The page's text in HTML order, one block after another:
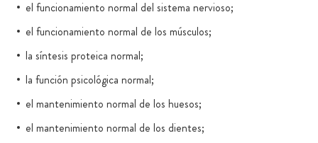
el funcionamiento normal del sistema nervioso;
el funcionamiento normal de los músculos;
la síntesis proteica normal;
la función psicológica normal;
el mantenimiento normal de los huesos;
el mantenimiento normal de los dientes;